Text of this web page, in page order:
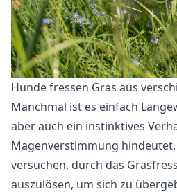
Hunde fressen Gras aus
Manchmal ist es einfach
aber auch ein instinktives
Magenverstimmung
versuchen, durch das
auszulösen, um sich zu